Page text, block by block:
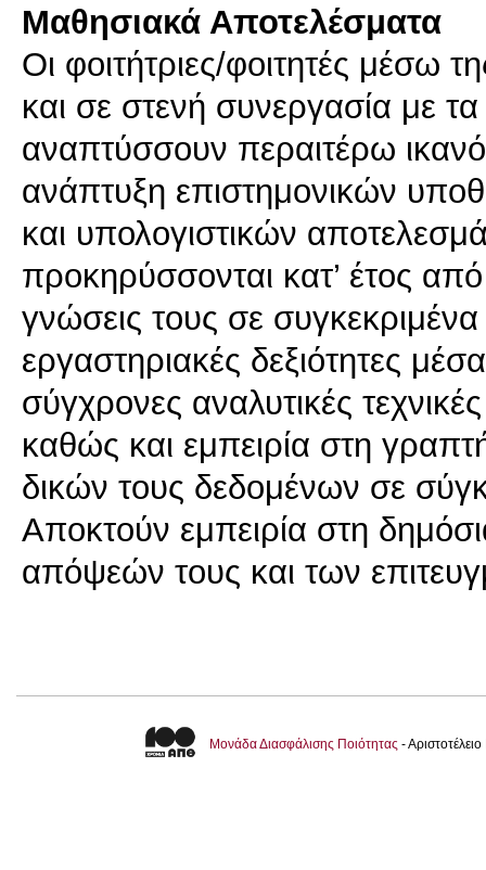
Μαθησιακά Αποτελέσματα
Οι φοιτήτριες/φοιτητές μέσω
και σε στενή συνεργασία με
αναπτύσσουν περαιτέρω
ανάπτυξη επιστημονικών
και υπολογιστικών
προκηρύσσονται κατ’ έτος
γνώσεις τους σε
εργαστηριακές δεξιότητες
σύγχρονες αναλυτικές
καθώς και εμπειρία στη
δικών τους δεδομένων σε
Αποκτούν εμπειρία στη
απόψεών τους και των
Μονάδα Διασφάλισης Ποιότητας -